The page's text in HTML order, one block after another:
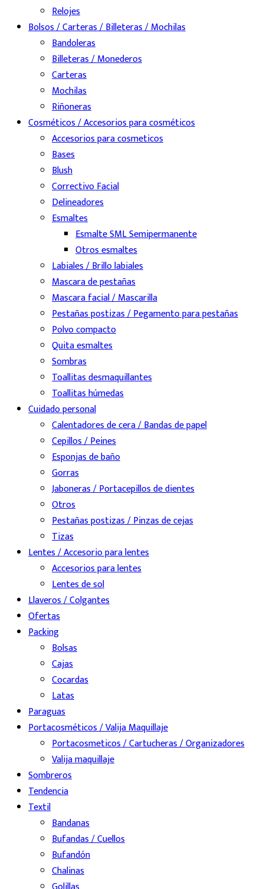
Relojes
Bolsos / Carteras / Billeteras / Mochilas
Bandoleras
Billeteras / Monederos
Carteras
Mochilas
Riñoneras
Cosméticos / Accesorios para cosméticos
Accesorios para cosmeticos
Bases
Blush
Correctivo Facial
Delineadores
Esmaltes
Esmalte SML Semipermanente
Otros esmaltes
Labiales / Brillo labiales
Mascara de pestañas
Mascara facial / Mascarilla
Pestañas postizas / Pegamento para pestañas
Polvo compacto
Quita esmaltes
Sombras
Toallitas desmaquillantes
Toallitas húmedas
Cuidado personal
Calentadores de cera / Bandas de papel
Cepillos / Peines
Esponjas de baño
Gorras
Jaboneras / Portacepillos de dientes
Otros
Pestañas postizas / Pinzas de cejas
Tizas
Lentes / Accesorio para lentes
Accesorios para lentes
Lentes de sol
Llaveros / Colgantes
Ofertas
Packing
Bolsas
Cajas
Cocardas
Latas
Paraguas
Portacosméticos / Valija Maquillaje
Portacosmeticos / Cartucheras / Organizadores
Valija maquillaje
Sombreros
Tendencia
Textil
Bandanas
Bufandas / Cuellos
Bufandón
Chalinas